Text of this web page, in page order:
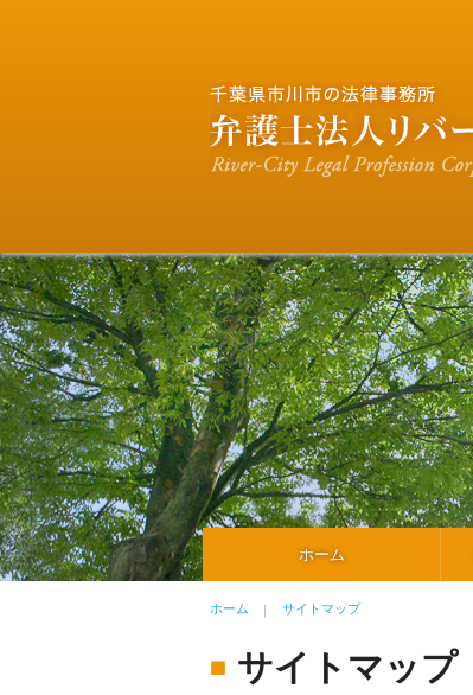
ホーム
ホーム サイトマップ
サイトマップ